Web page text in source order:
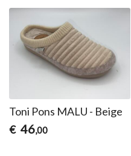
Toni Pons MALU - Beige
€ 46,00